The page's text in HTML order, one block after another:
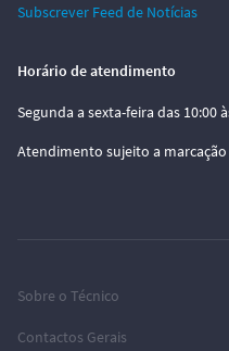
Subscrever Feed de Notícias
Horário de atendimento
Segunda a sexta-feira das 10:00
Atendimento sujeito a
Sobre o Técnico
Contactos Gerais